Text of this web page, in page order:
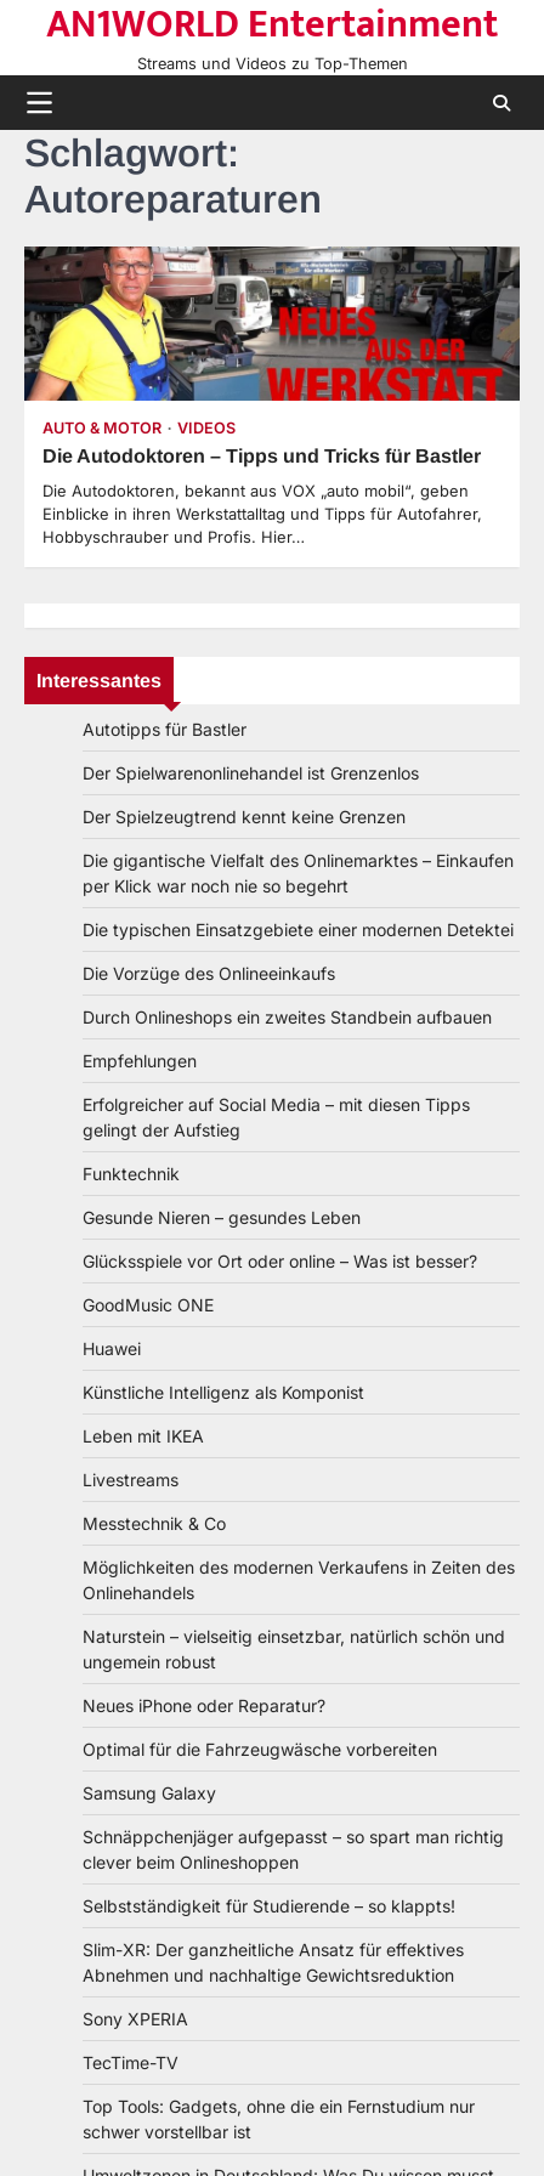
content
AN1WORLD Entertainment
Streams und Videos zu Top-Themen
Schlagwort:
Autoreparaturen
AUTO & MOTOR VIDEOS
Die Autodoktoren – Tipps und Tricks für Bastler
Die Autodoktoren, bekannt aus VOX „auto mobil“, geben
Einblicke in ihren Werkstattalltag und Tipps für Autofahrer,
Hobbyschrauber und Profis. Hier…
Interessantes
Autotipps für Bastler
Der Spielwarenonlinehandel ist Grenzenlos
Der Spielzeugtrend kennt keine Grenzen
Die gigantische Vielfalt des Onlinemarktes – Einkaufen
per Klick war noch nie so begehrt
Die typischen Einsatzgebiete einer modernen Detektei
Die Vorzüge des Onlineeinkaufs
Durch Onlineshops ein zweites Standbein aufbauen
Empfehlungen
Erfolgreicher auf Social Media – mit diesen Tipps
gelingt der Aufstieg
Funktechnik
Gesunde Nieren – gesundes Leben
Glücksspiele vor Ort oder online – Was ist besser?
GoodMusic ONE
Huawei
Künstliche Intelligenz als Komponist
Leben mit IKEA
Livestreams
Messtechnik & Co
Möglichkeiten des modernen Verkaufens in Zeiten des
Onlinehandels
Naturstein – vielseitig einsetzbar, natürlich schön und
ungemein robust
Neues iPhone oder Reparatur?
Optimal für die Fahrzeugwäsche vorbereiten
Samsung Galaxy
Schnäppchenjäger aufgepasst – so spart man richtig
clever beim Onlineshoppen
Selbstständigkeit für Studierende – so klappts!
Slim-XR: Der ganzheitliche Ansatz für effektives
Abnehmen und nachhaltige Gewichtsreduktion
Sony XPERIA
TecTime-TV
Top Tools: Gadgets, ohne die ein Fernstudium nur
schwer vorstellbar ist